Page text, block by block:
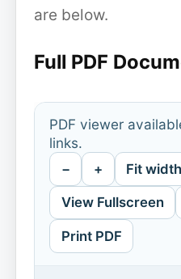
are below.
Full PDF
PDF viewer
links.
− + Fit width
View Fullscreen
Print PDF